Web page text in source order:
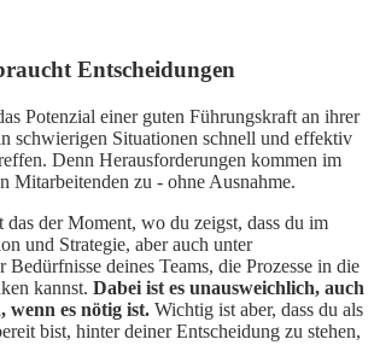
Entscheidungen
Potenzial einer guten Führungskraft an ihrer
schwierigen Situationen schnell und effektiv
Denn Herausforderungen kommen im
Mitarbeitenden zu - ohne Ausnahme.
der Moment, wo du zeigst, dass du im
und Strategie, aber auch unter
deines Teams, die Prozesse in die
kannst. Dabei ist es unausweichlich, auch
wenn es nötig ist. Wichtig ist aber, dass du als
bist, hinter deiner Entscheidung zu stehen,